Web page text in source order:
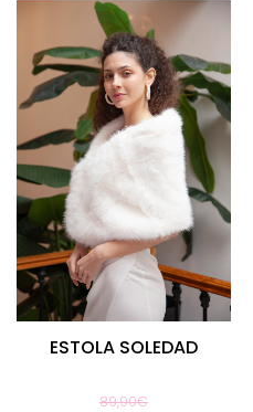
ESTOLA SOLEDAD
89,90€